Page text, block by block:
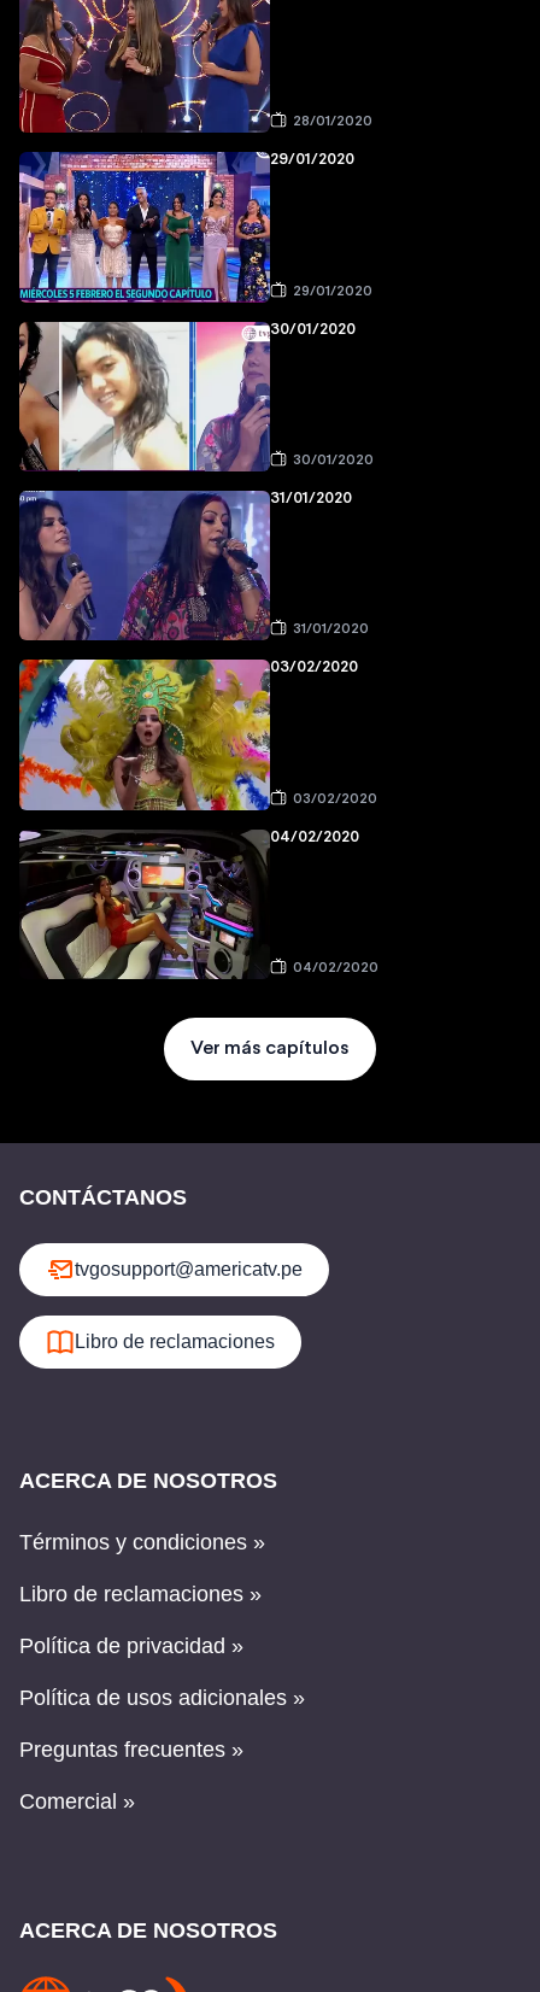
28/01/2020
29/01/2020
29/01/2020
30/01/2020
30/01/2020
31/01/2020
31/01/2020
03/02/2020
03/02/2020
04/02/2020
04/02/2020
Ver más capítulos
CONTÁCTANOS
tvgosupport@americatv.pe
Libro de reclamaciones
ACERCA DE NOSOTROS
Términos y condiciones »
Libro de reclamaciones »
Política de privacidad »
Política de usos adicionales »
Preguntas frecuentes »
Comercial »
ACERCA DE NOSOTROS